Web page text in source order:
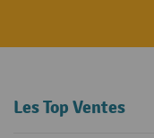
Les Top Ventes